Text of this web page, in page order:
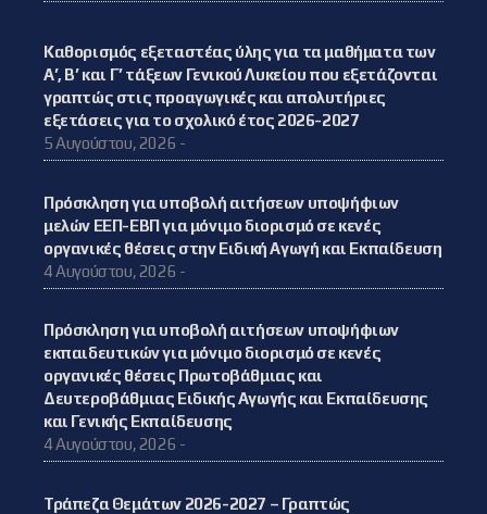
Καθορισμός εξεταστέας ύλης για τα μαθήματα των
Α’, Β’ και Γ’ τάξεων Γενικού Λυκείου που εξετάζονται
γραπτώς στις προαγωγικές και απολυτήριες
εξετάσεις για το σχολικό έτος 2026-2027
5 Αυγούστου, 2026 -
Πρόσκληση για υποβολή αιτήσεων υποψήφιων
μελών ΕΕΠ-ΕΒΠ για μόνιμο διορισμό σε κενές
οργανικές θέσεις στην Ειδική Αγωγή και Εκπαίδευση
4 Αυγούστου, 2026 -
Πρόσκληση για υποβολή αιτήσεων υποψήφιων
εκπαιδευτικών για μόνιμο διορισμό σε κενές
οργανικές θέσεις Πρωτοβάθμιας και
Δευτεροβάθμιας Ειδικής Αγωγής και Εκπαίδευσης
και Γενικής Εκπαίδευσης
4 Αυγούστου, 2026 -
Τράπεζα Θεμάτων 2026-2027 – Γραπτώς